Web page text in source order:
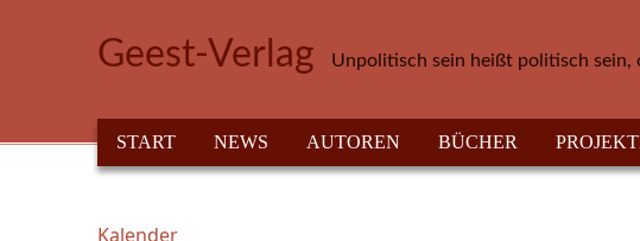
Geest-Verlag Unpolitisch sein heißt politisch sein,
HAUPTMENÜ
START NEWS AUTOREN BÜCHER
Sie sind hier
Kalender